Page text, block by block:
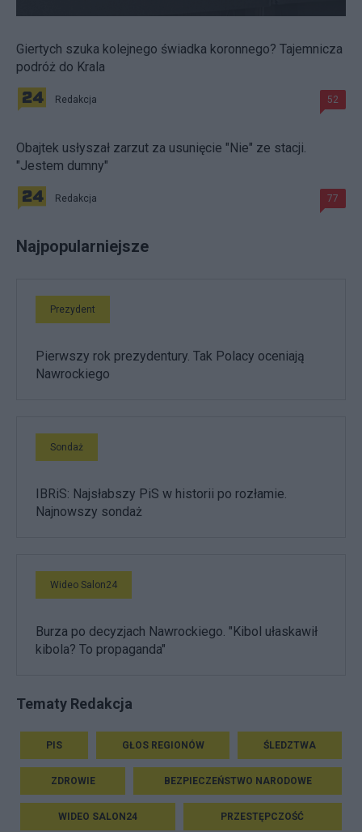
Giertych szuka kolejnego świadka koronnego? Tajemnicza
podróż do Krala
Redakcja 52
Obajtek usłyszał zarzut za usunięcie "Nie" ze stacji.
"Jestem dumny"
Redakcja 77
Najpopularniejsze
Prezydent
Pierwszy rok prezydentury. Tak Polacy oceniają
Nawrockiego
Sondaż
IBRiS: Najsłabszy PiS w historii po rozłamie.
Najnowszy sondaż
Wideo Salon24
Burza po decyzjach Nawrockiego. "Kibol ułaskawił
kibola? To propaganda"
Tematy Redakcja
PIS GŁOS REGIONÓW ŚLEDZTWA
ZDROWIE BEZPIECZEŃSTWO NARODOWE
WIDEO SALON24 PRZESTĘPCZOŚĆ